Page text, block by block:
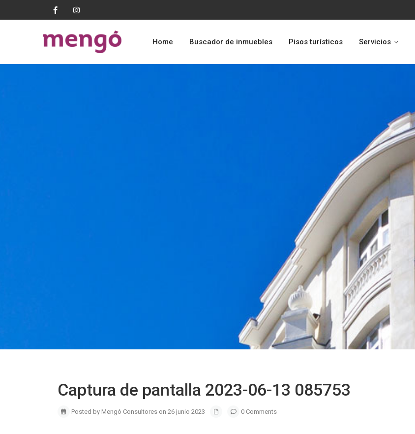
Home Buscador de inmuebles Pisos turísticos Servicios
Captura de pantalla 2023-06-13 085753
Posted by Mengó Consultores on 26 junio 2023 0 Comments